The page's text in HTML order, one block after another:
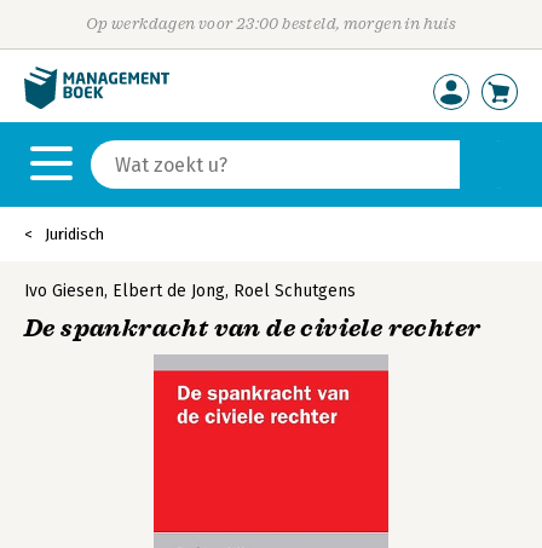
Op werkdagen voor 23:00 besteld, morgen in huis
Juridisch
Ivo Giesen, Elbert de Jong, Roel Schutgens
De spankracht van de civiele rechter